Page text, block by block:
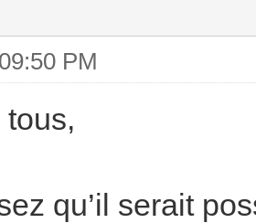
PM
qu’il serait